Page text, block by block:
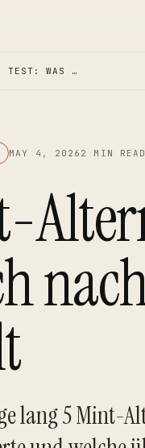
TEST: WAS …
MAY 4, 2026 2 MIN READ
lang 5 Mint-